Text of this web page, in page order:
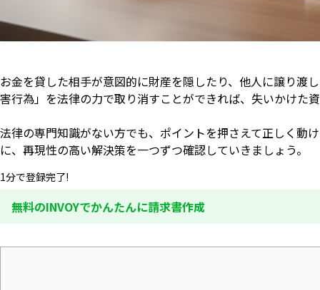
お金を貸した相手が意図的に財産を隠したり、他人に譲り渡
害行為」を法律の力で取り消すことができれば、失いかけた
法律の専門知識がない方でも、ポイントを押さえて正しく動
に、再現性の高い解決策を一つずつ確認していきましょう。
1分で登録完了!
無料のINVOYでかんたんに請求書作成